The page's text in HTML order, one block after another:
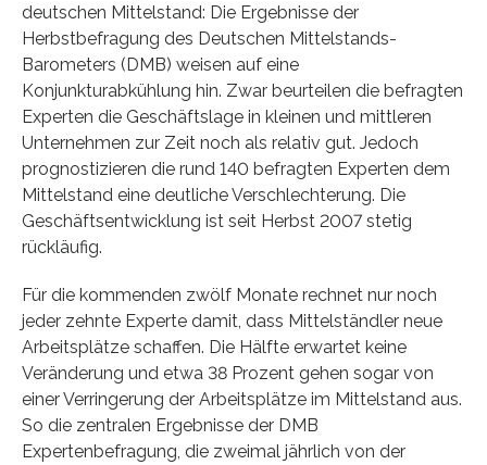
deutschen Mittelstand: Die Ergebnisse der
Herbstbefragung des Deutschen Mittelstands-
Barometers (DMB) weisen auf eine
Konjunkturabkühlung hin. Zwar beurteilen die befragten
Experten die Geschäftslage in kleinen und mittleren
Unternehmen zur Zeit noch als relativ gut. Jedoch
prognostizieren die rund 140 befragten Experten dem
Mittelstand eine deutliche Verschlechterung. Die
Geschäftsentwicklung ist seit Herbst 2007 stetig
rückläufig.
Für die kommenden zwölf Monate rechnet nur noch
jeder zehnte Experte damit, dass Mittelständler neue
Arbeitsplätze schaffen. Die Hälfte erwartet keine
Veränderung und etwa 38 Prozent gehen sogar von
einer Verringerung der Arbeitsplätze im Mittelstand aus.
So die zentralen Ergebnisse der DMB
Expertenbefragung, die zweimal jährlich von der